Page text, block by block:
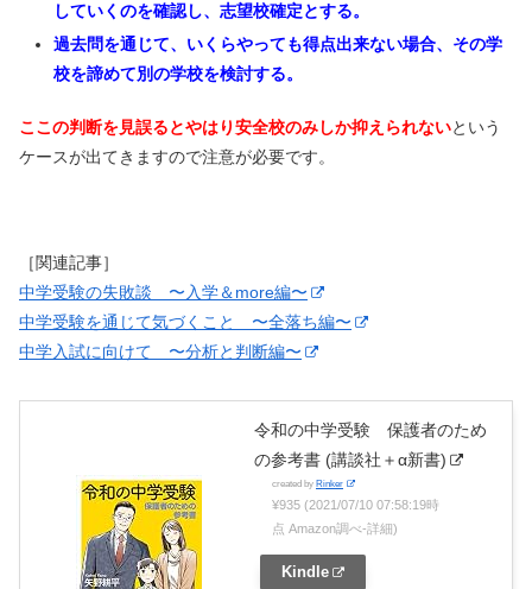
していくのを確認し、志望校確定とする。
過去問を通じて、いくらやっても得点出来ない場合、その学
校を諦めて別の学校を検討する。
ここの判断を見誤るとやはり安全校のみしか抑えられないという
ケースが出てきますので注意が必要です。
［関連記事］
中学受験の失敗談 〜入学＆more編〜
中学受験を通じて気づくこと 〜全落ち編〜
中学入試に向けて 〜分析と判断編〜
令和の中学受験 保護者のため
の参考書 (講談社＋α新書)
created by Rinker
¥935 (2021/07/10 07:58:19時
点 Amazon調べ-詳細)
Kindle